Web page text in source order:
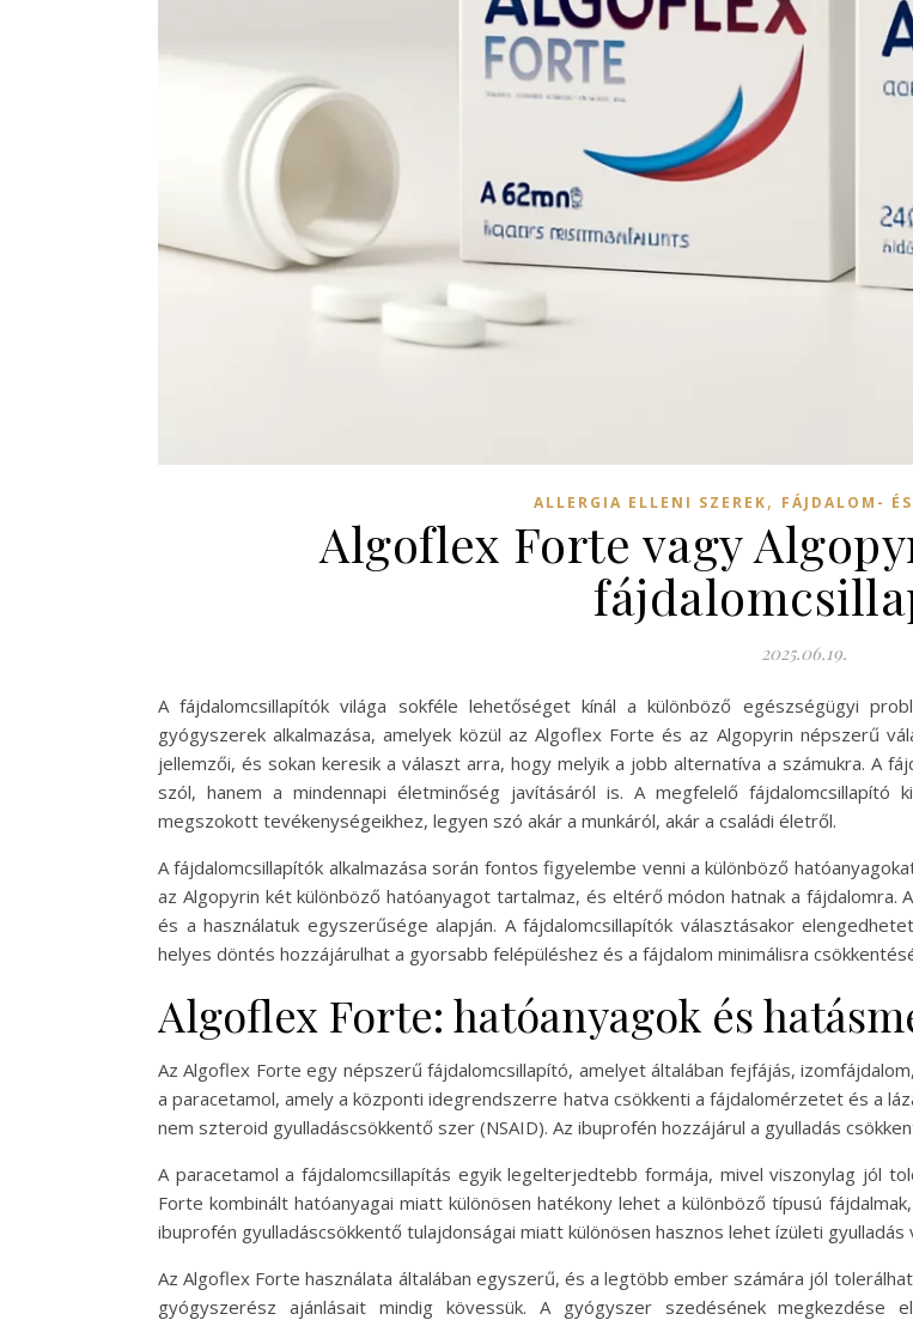
ALLERGIA ELLENI SZEREK, FÁJDALOM-
Algoflex Forte vagy
2025.06.19.
A fájdalomcsillapítók világa sokféle lehetőséget kínál a különböző egészségügyi
gyógyszerek alkalmazása, amelyek közül az Algoflex Forte és az Algopyrin népszerű
jellemzői, és sokan keresik a választ arra, hogy melyik a jobb alternatíva a számukra. A
szól, hanem a mindennapi életminőség javításáról is. A megfelelő
megszokott tevékenységeikhez, legyen szó akár a munkáról, akár a családi életről.
A fájdalomcsillapítók alkalmazása során fontos figyelembe venni a különböző
az Algopyrin két különböző hatóanyagot tartalmaz, és eltérő módon hatnak a fájdalomra.
és a használatuk egyszerűsége alapján. A fájdalomcsillapítók választásakor
helyes döntés hozzájárulhat a gyorsabb felépüléshez és a fájdalom minimálisra
Algoflex Forte: hatóanyagok és
Az Algoflex Forte egy népszerű fájdalomcsillapító, amelyet általában fejfájás,
a paracetamol, amely a központi idegrendszerre hatva csökkenti a fájdalomérzetet és a
nem szteroid gyulladáscsökkentő szer (NSAID). Az ibuprofén hozzájárul a gyulladás
A paracetamol a fájdalomcsillapítás egyik legelterjedtebb formája, mivel viszonylag jól
Forte kombinált hatóanyagai miatt különösen hatékony lehet a különböző típusú
ibuprofén gyulladáscsökkentő tulajdonságai miatt különösen hasznos lehet ízületi
Az Algoflex Forte használata általában egyszerű, és a legtöbb ember számára jól
gyógyszerész ajánlásait mindig kövessük. A gyógyszer szedésének